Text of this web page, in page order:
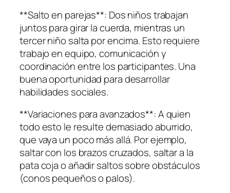
**Salto en parejas**: Dos niños trabajan
juntos para girar la cuerda, mientras un
tercer niño salta por encima. Esto requiere
trabajo en equipo, comunicación y
coordinación entre los participantes. Una
buena oportunidad para desarrollar
habilidades sociales.
**Variaciones para avanzados**: A quien
todo esto le resulte demasiado aburrido,
que vaya un poco más allá. Por ejemplo,
saltar con los brazos cruzados, saltar a la
pata coja o añadir saltos sobre obstáculos
(conos pequeños o palos).